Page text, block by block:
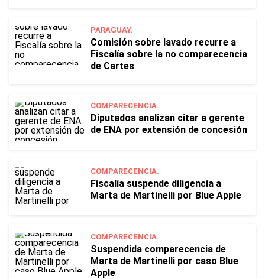
PARAGUAY.
Comisión sobre lavado recurre a
Fiscalía sobre la no comparecencia
de Cartes
COMPARECENCIA.
Diputados analizan citar a gerente
de ENA por extensión de concesión
COMPARECENCIA.
Fiscalía suspende diligencia a
Marta de Martinelli por Blue Apple
COMPARECENCIA.
Suspendida comparecencia de
Marta de Martinelli por caso Blue
Apple